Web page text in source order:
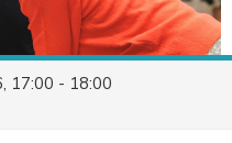
17:00 - 18:00